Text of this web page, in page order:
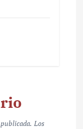
Los